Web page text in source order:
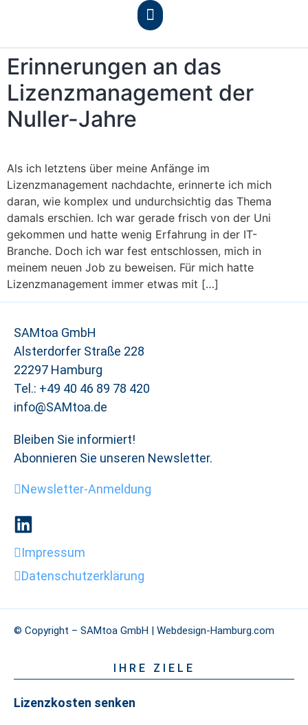
Erinnerungen an das
Lizenzmanagement der
Nuller-Jahre
Als ich letztens über meine Anfänge im
Lizenzmanagement nachdachte, erinnerte ich mich
daran, wie komplex und undurchsichtig das Thema
damals erschien. Ich war gerade frisch von der Uni
gekommen und hatte wenig Erfahrung in der IT-
Branche. Doch ich war fest entschlossen, mich in
meinem neuen Job zu beweisen. Für mich hatte
Lizenzmanagement immer etwas mit […]
SAMtoa GmbH
Alsterdorfer Straße 228
22297 Hamburg
Tel.: +49 40 46 89 78 420
info@SAMtoa.de
Bleiben Sie informiert!
Abonnieren Sie unseren Newsletter.
Newsletter-Anmeldung
Impressum
Datenschutzerklärung
© Copyright – SAMtoa GmbH | Webdesign-Hamburg.com
IHRE ZIELE
Lizenzkosten senken